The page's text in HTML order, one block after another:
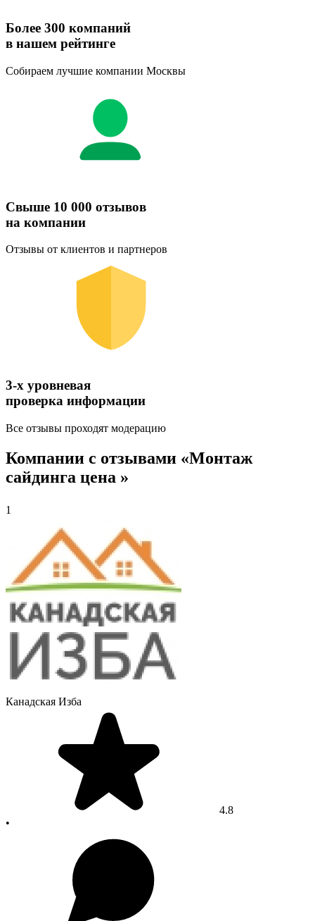
Более 300 компаний
в нашем рейтинге
Собираем лучшие компании Москвы
Свыше 10 000 отзывов
на компании
Отзывы от клиентов и партнеров
3-х уровневая
проверка информации
Все отзывы проходят модерацию
Компании с отзывами «Монтаж
сайдинга цена »
1
Канадская Изба
4.8
•